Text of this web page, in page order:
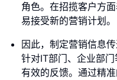
角色。在招揽客户方
易接受新的营销计划。
因此，制定营销信息
针对IT部门、企业部
有效的反馈。通过精